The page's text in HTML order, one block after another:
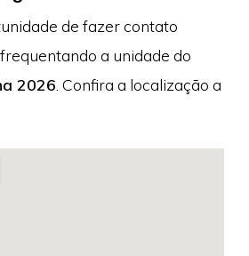
de fazer contato
a unidade do
2026 . Confira a localização a